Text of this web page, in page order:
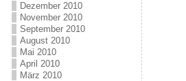
Dezember 2010
November 2010
September 2010
August 2010
Mai 2010
April 2010
März 2010